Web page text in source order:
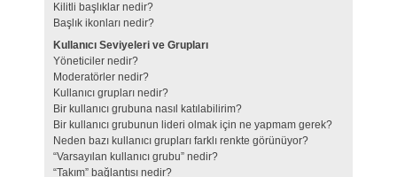
Kilitli başlıklar nedir?
Başlık ikonları nedir?
Kullanıcı Seviyeleri ve Grupları
Yöneticiler nedir?
Moderatörler nedir?
Kullanıcı grupları nedir?
Bir kullanıcı grubuna nasıl katılabilirim?
Bir kullanıcı grubunun lideri olmak için ne yapmam gerek?
Neden bazı kullanıcı grupları farklı renkte görünüyor?
“Varsayılan kullanıcı grubu” nedir?
“Takım” bağlantısı nedir?